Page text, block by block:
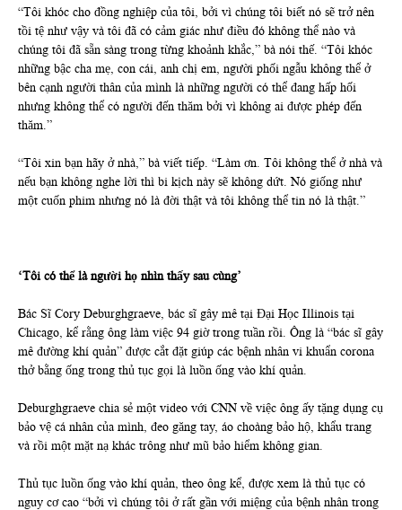
“Tôi khóc cho đồng nghiệp của tôi, bởi vì chúng tôi biết nó sẽ trở nên
tồi tệ như vậy và tôi đã có cảm giác như điều đó không thể nào và
chúng tôi đã sẵn sàng trong từng khoảnh khắc,” bà nói thế. “Tôi khóc
những bậc cha mẹ, con cái, anh chị em, người phối ngẫu không thể ở
bên cạnh người thân của mình là những người có thể đang hấp hối
nhưng không thể có người đến thăm bởi vì không ai được phép đến
thăm.”
“Tôi xin bạn hãy ở nhà,” bà viết tiếp. “Làm ơn. Tôi không thể ở nhà và
nếu bạn không nghe lời thì bi kịch này sẽ không dứt. Nó giống như
một cuốn phim nhưng nó là đời thật và tôi không thể tin nó là thật.”
‘Tôi có thể là người họ nhìn thấy sau cùng’
Bác Sĩ Cory Deburghgraeve, bác sĩ gây mê tại Đại Học Illinois tại
Chicago, kể rằng ông làm việc 94 giờ trong tuần rồi. Ông là “bác sĩ gây
mê đường khí quản” được cắt đặt giúp các bệnh nhân vi khuẩn corona
thở bằng ống trong thủ tục gọi là luồn ống vào khí quản.
Deburghgraeve chia sẻ một video với CNN về việc ông ấy tặng dụng cụ
bảo vệ cá nhân của mình, đeo găng tay, áo choàng bảo hộ, khẩu trang
và rồi một mặt nạ khác trông như mũ bảo hiểm không gian.
Thủ tục luồn ống vào khí quản, theo ông kể, được xem là thủ tục có
nguy cơ cao “bởi vì chúng tôi ở rất gần với miệng của bệnh nhân trong